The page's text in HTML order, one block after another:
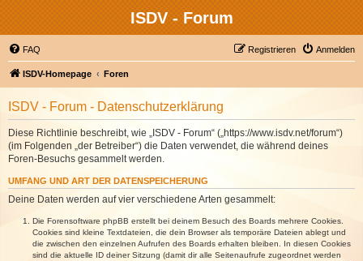
ISDV - Forum
FAQ Anmelden
Registrieren
ISDV-Homepage Foren
ISDV - Forum - Datenschutzerklärung
Diese Richtlinie beschreibt, wie „ISDV - Forum“ („https://www.isdv.net/forum“)
(im Folgenden „der Betreiber“) die Daten verwendet, die während deines
Foren-Besuchs gesammelt werden.
UMFANG UND ART DER DATENSPEICHERUNG
Deine Daten werden auf vier verschiedene Arten gesammelt:
Die Forensoftware phpBB erstellt bei deinem Besuch des Boards mehrere Cookies.
Cookies sind kleine Textdateien, die dein Browser als temporäre Dateien ablegt und
die zwischen den einzelnen Aufrufen des Boards erhalten bleiben. In diesen Cookies
sind die aktuelle ID deiner Sitzung (damit dir alle Seitenaufrufe zugeordnet werden